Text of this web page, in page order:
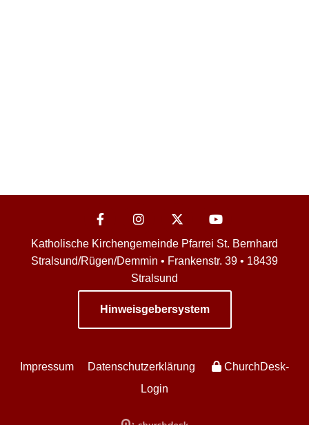
Katholische Kirchengemeinde Pfarrei St. Bernhard
Stralsund/Rügen/Demmin • Frankenstr. 39 • 18439
Stralsund
Hinweisgebersystem
Impressum Datenschutzerklärung
ChurchDesk-
Login